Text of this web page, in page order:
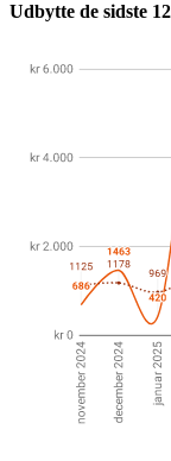
Udbytte de sidste